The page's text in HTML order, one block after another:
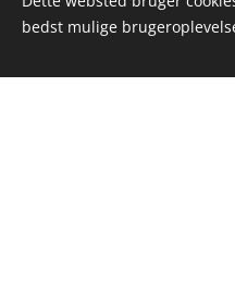
bedst mulige